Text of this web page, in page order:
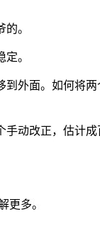
。
。
到外面。如何将
动改正，估计
更多。